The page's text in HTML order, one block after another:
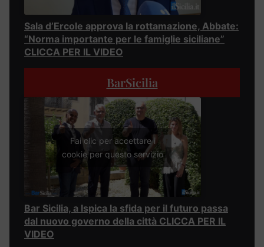
Sala d’Ercole approva la rottamazione, Abbate:
“Norma importante per le famiglie siciliane”
CLICCA PER IL VIDEO
BarSicilia
Fai clic per accettare i
cookie per questo servizio
Bar Sicilia, a Ispica la sfida per il futuro passa
dal nuovo governo della città CLICCA PER IL
VIDEO